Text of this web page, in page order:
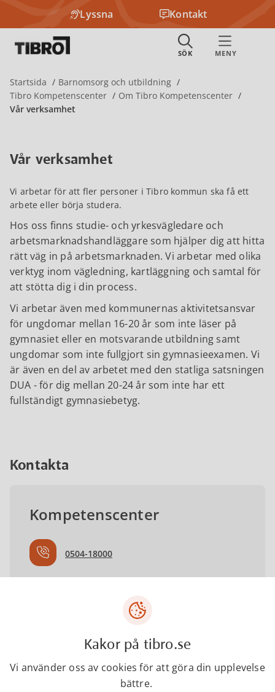
Lyssna Kontakt
Startsida
Barnomsorg och utbildning
Tibro Kompetenscenter
Om Tibro Kompetenscenter
Vår verksamhet
Vår verksamhet
Vi arbetar för att fler personer i Tibro kommun ska få ett
arbete eller börja studera.
Hos oss finns studie- och yrkesvägledare och
arbetsmarknadshandläggare som hjälper dig att hitta
rätt väg in på arbetsmarknaden. Vi arbetar med olika
verktyg inom vägledning, kartläggning och samtal för
att stötta dig i din process.
Vi arbetar även med kommunernas aktivitetsansvar
för ungdomar mellan 16-20 år som inte läser på
gymnasiet eller en motsvarande utbildning samt
ungdomar som inte fullgjort sin gymnasieexamen. Vi
är även en del av arbetet med den statliga satsningen
DUA - för dig mellan 20-24 år som inte har ett
fullständigt gymnasiebetyg.
Kontakta
Kompetenscenter
0504-18000
Besöksadress
Järnvägsgatan 17 543 50 Tibro
Kakor på tibro.se
Vi använder oss av cookies för att göra din upplevelse
bättre.